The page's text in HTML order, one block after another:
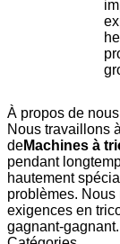
À propos de nous
Nous travaillons
deMachines à
pendant
hautement
problèmes. Nous
exigences en
gagnant-gagnant.